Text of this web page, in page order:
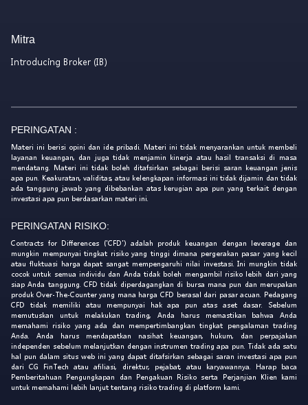
Mitra
Introducing Broker (IB)
PERINGATAN :
Materi ini berisi opini dan ide pribadi. Materi ini tidak menyarankan untuk membeli
layanan keuangan, dan juga tidak menjamin kinerja atau hasil transaksi di masa
mendatang. Materi ini tidak boleh ditafsirkan sebagai berisi saran keuangan jenis
apa pun. Keakuratan, validitas, atau kelengkapan informasi ini tidak dijamin dan tidak
ada tanggung jawab yang dibebankan atas kerugian apa pun yang terkait dengan
investasi apa pun berdasarkan materi ini.
PERINGATAN RISIKO:
Contracts for Differences ('CFD') adalah produk keuangan dengan leverage dan
mungkin mempunyai tingkat risiko yang tinggi dimana pergerakan pasar yang kecil
atau fluktuasi harga dapat sangat mempengaruhi nilai investasi. Ini mungkin tidak
cocok untuk semua individu dan Anda tidak boleh mengambil risiko lebih dari yang
siap Anda tanggung. CFD tidak diperdagangkan di bursa mana pun dan merupakan
produk Over-The-Counter yang mana harga CFD berasal dari pasar acuan. Pedagang
CFD tidak memiliki atau mempunyai hak apa pun atas aset dasar. Sebelum
memutuskan untuk melakukan trading, Anda harus memastikan bahwa Anda
memahami risiko yang ada dan mempertimbangkan tingkat pengalaman trading
Anda. Anda harus mendapatkan nasihat keuangan, hukum, dan perpajakan
independen sebelum melanjutkan dengan instrumen trading apa pun. Tidak ada satu
hal pun dalam situs web ini yang dapat ditafsirkan sebagai saran investasi apa pun
dari CG FinTech atau afiliasi, direktur, pejabat, atau karyawannya. Harap baca
Pemberitahuan Pengungkapan dan Pengakuan Risiko serta Perjanjian Klien kami
untuk memahami lebih lanjut tentang risiko trading di platform kami.